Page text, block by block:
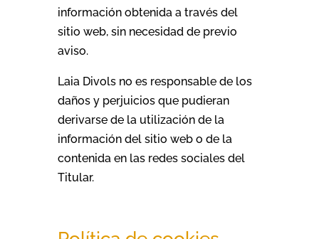
información obtenida a través del
sitio web, sin necesidad de previo
aviso.
Laia Divols no es responsable de los
daños y perjuicios que pudieran
derivarse de la utilización de la
información del sitio web o de la
contenida en las redes sociales del
Titular.